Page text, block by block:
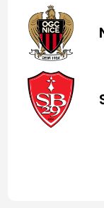
Serie
Ligue 1